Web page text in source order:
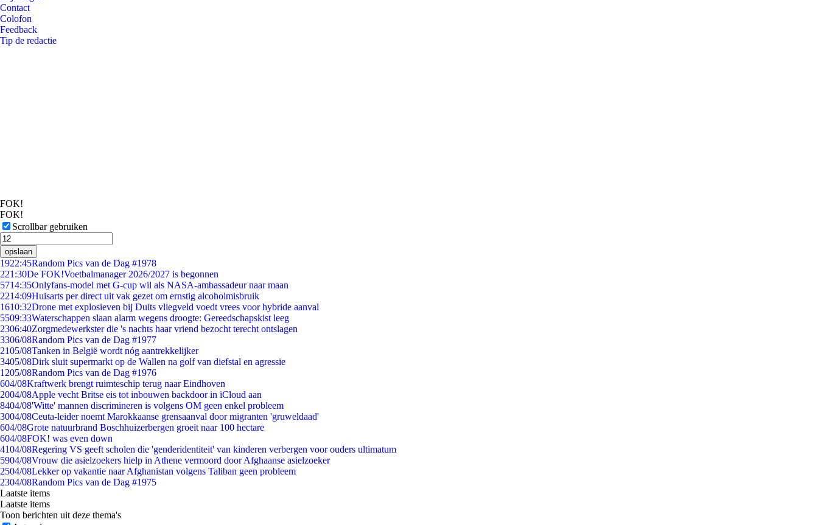
Contact
Colofon
Feedback
Tip de redactie
FOK!
FOK!
Scrollbar gebruiken
opslaan
1922:45Random Pics van de Dag #1978
221:30De FOK!Voetbalmanager 2026/2027 is begonnen
5714:35Onlyfans-model met G-cup wil als NASA-ambassadeur naar maan
2214:09Huisarts per direct uit vak gezet om ernstig alcoholmisbruik
1610:32Drone met explosieven bij Duits vliegveld voedt vrees voor hybride aanval
5509:33Waterschappen slaan alarm wegens droogte: Gereedschapskist leeg
2306:40Zorgmedewerkster die 's nachts haar vriend bezocht terecht ontslagen
3306/08Random Pics van de Dag #1977
2105/08Tanken in België wordt nóg aantrekkelijker
3405/08Dirk sluit supermarkt op de Wallen na golf van diefstal en agressie
1205/08Random Pics van de Dag #1976
604/08Kraftwerk brengt ruimteschip terug naar Eindhoven
2004/08Apple vecht Britse eis tot inbouwen backdoor in iCloud aan
8404/08'Witte' mannen discrimineren is volgens OM geen enkel probleem
3004/08Ceuta-leider noemt Marokkaanse grensaanval door migranten 'gruweldaad'
604/08Grote natuurbrand Boschhuizerbergen groeit naar 100 hectare
604/08FOK! was even down
4104/08Regering VS geeft scholen die 'genderidentiteit' van kinderen verbergen voor ouders ultimatum
5904/08Vrouw die asielzoekers hielp in Athene vermoord door Afghaanse asielzoeker
2504/08Lekker op vakantie naar Afghanistan volgens Taliban geen probleem
2304/08Random Pics van de Dag #1975
Laatste items
Laatste items
Toon berichten uit deze thema's